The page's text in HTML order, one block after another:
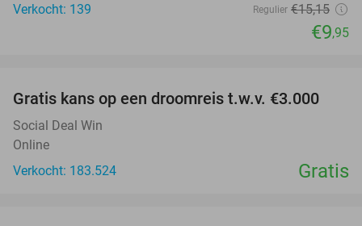
Verkocht: 139
Regulier €15,15
€9,95
Gratis kans op een droomreis t.w.v. €3.000
Social Deal Win
Online
Verkocht: 183.524
Gratis